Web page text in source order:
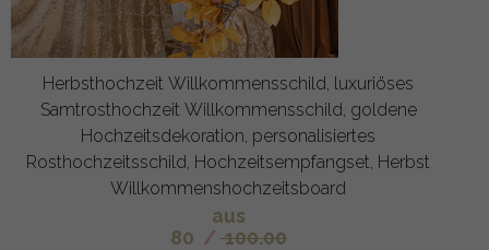
Herbsthochzeit Willkommensschild, luxuriöses
Samtrosthochzeit Willkommensschild, goldene
Hochzeitsdekoration, personalisiertes
Rosthochzeitsschild, Hochzeitsempfangset, Herbst
Willkommenshochzeitsboard
aus
80 / 100.00